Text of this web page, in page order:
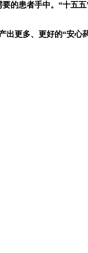
患者手中。“十五
更多、更好的“安心药